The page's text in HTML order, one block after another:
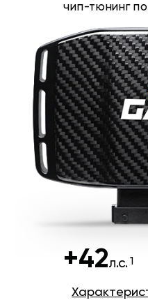
чип-тюнинг
+42л.с.